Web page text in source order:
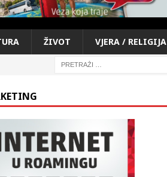
ŽIVOT VJERA / RELIGIJA